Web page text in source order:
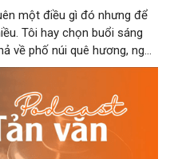
một điều gì đó nhưng để
Tôi hay chọn buổi sáng
về phố núi quê hương, ngồi
điểm từng nhịp xuống
cửa diệu kì của mình.